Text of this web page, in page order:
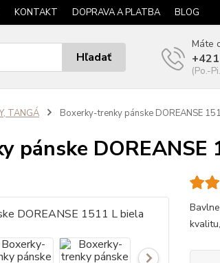
KONTAKT DOPRAVA A PLATBA BLOG
Hľadať
Máte
(Po.-
TANGÁ Boxerky-trenky pánske DOREANSE
pánske DOREANSE